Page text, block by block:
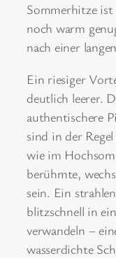
Sommerhitze
noch warm
nach einer
Ein riesiger
deutlich leerer.
authentischere
sind in der
wie im
berühmte,
sein. Ein
blitzschnell in
verwandeln –
wasserdichte